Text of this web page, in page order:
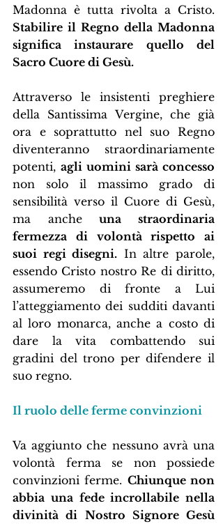
Stabilire il Regno della Madonna
significa instaurare quello del
Sacro Cuore di Gesù.
Attraverso le insistenti preghiere
della Santissima Vergine, che già
ora e soprattutto nel suo Regno
diventeranno straordinariamente
potenti, agli uomini sarà concesso
non solo il massimo grado di
sensibilità verso il Cuore di Gesù,
ma anche una straordinaria
fermezza di volontà rispetto ai
suoi regi disegni. In altre parole,
essendo Cristo nostro Re di diritto,
assumeremo di fronte a Lui
l’atteggiamento dei sudditi davanti
al loro monarca, anche a costo di
dare la vita combattendo sui
gradini del trono per difendere il
suo regno.
Il ruolo delle ferme convinzioni
Va aggiunto che nessuno avrà una
volontà ferma se non possiede
convinzioni ferme. Chiunque non
abbia una fede incrollabile nella
divinità di Nostro Signore Gesù